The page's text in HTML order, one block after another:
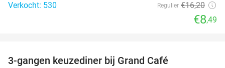
Verkocht: 530 Regulier €16,20
€8,49
3-gangen keuzediner bij Grand Café